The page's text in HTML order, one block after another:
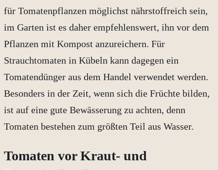
für Tomatenpflanzen möglichst nährstoffreich sein,
im Garten ist es daher empfehlenswert, ihn vor dem
Pflanzen mit Kompost anzureichern. Für
Strauchtomaten in Kübeln kann dagegen ein
Tomatendünger aus dem Handel verwendet werden.
Besonders in der Zeit, wenn sich die Früchte bilden,
ist auf eine gute Bewässerung zu achten, denn
Tomaten bestehen zum größten Teil aus Wasser.
Tomaten vor Kraut- und